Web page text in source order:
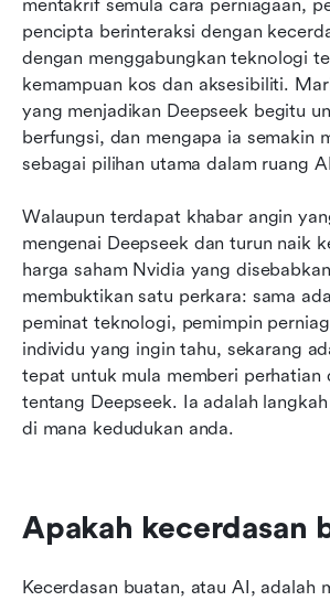
mentakrif semula cara perniagaan,
pencipta berinteraksi dengan
dengan menggabungkan teknologi
kemampuan kos dan aksesibiliti.
yang menjadikan Deepseek begitu
berfungsi, dan mengapa ia semakin
sebagai pilihan utama dalam ruang
Walaupun terdapat khabar angin
mengenai Deepseek dan turun naik
harga saham Nvidia yang
membuktikan satu perkara: sama
peminat teknologi, pemimpin
individu yang ingin tahu, sekarang
tepat untuk mula memberi perhatian
tentang Deepseek. Ia adalah
di mana kedudukan anda.
Apakah kecerdasan
Kecerdasan buatan, atau AI, adalah
Lark